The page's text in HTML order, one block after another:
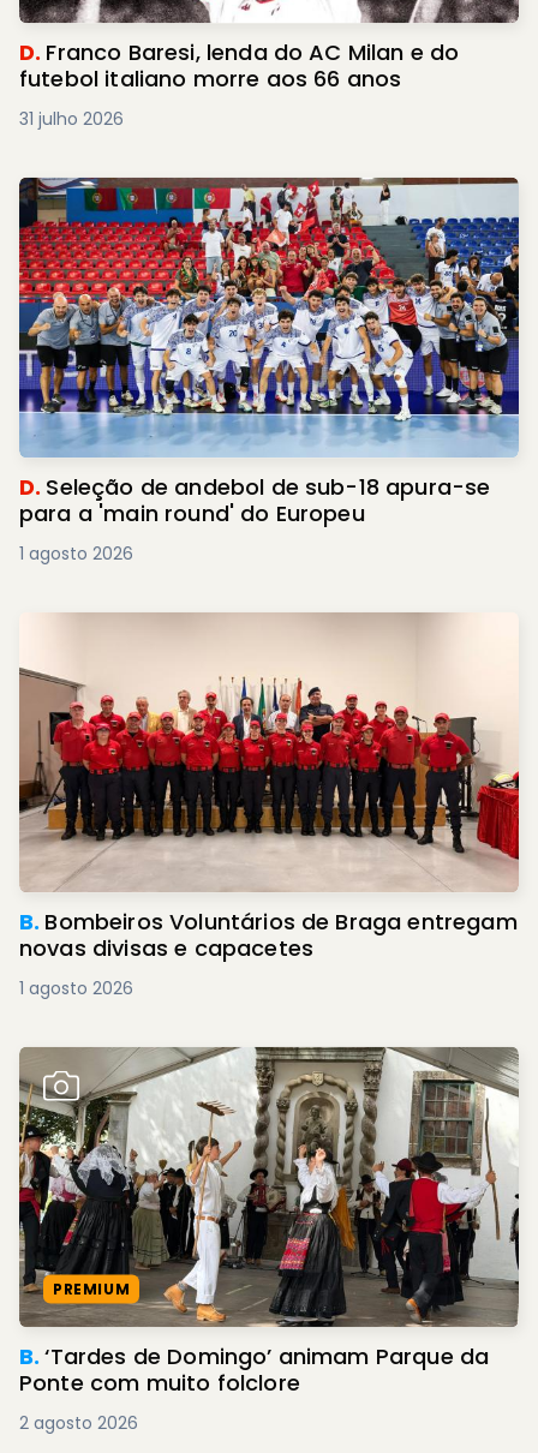
D. Franco Baresi, lenda do AC Milan e do
futebol italiano morre aos 66 anos
31 julho 2026
D. Seleção de andebol de sub-18 apura-se
para a 'main round' do Europeu
1 agosto 2026
B. Bombeiros Voluntários de Braga entregam
novas divisas e capacetes
1 agosto 2026
PREMIUM
B.‘Tardes de Domingo’ animam Parque da
Ponte com muito folclore
2 agosto 2026